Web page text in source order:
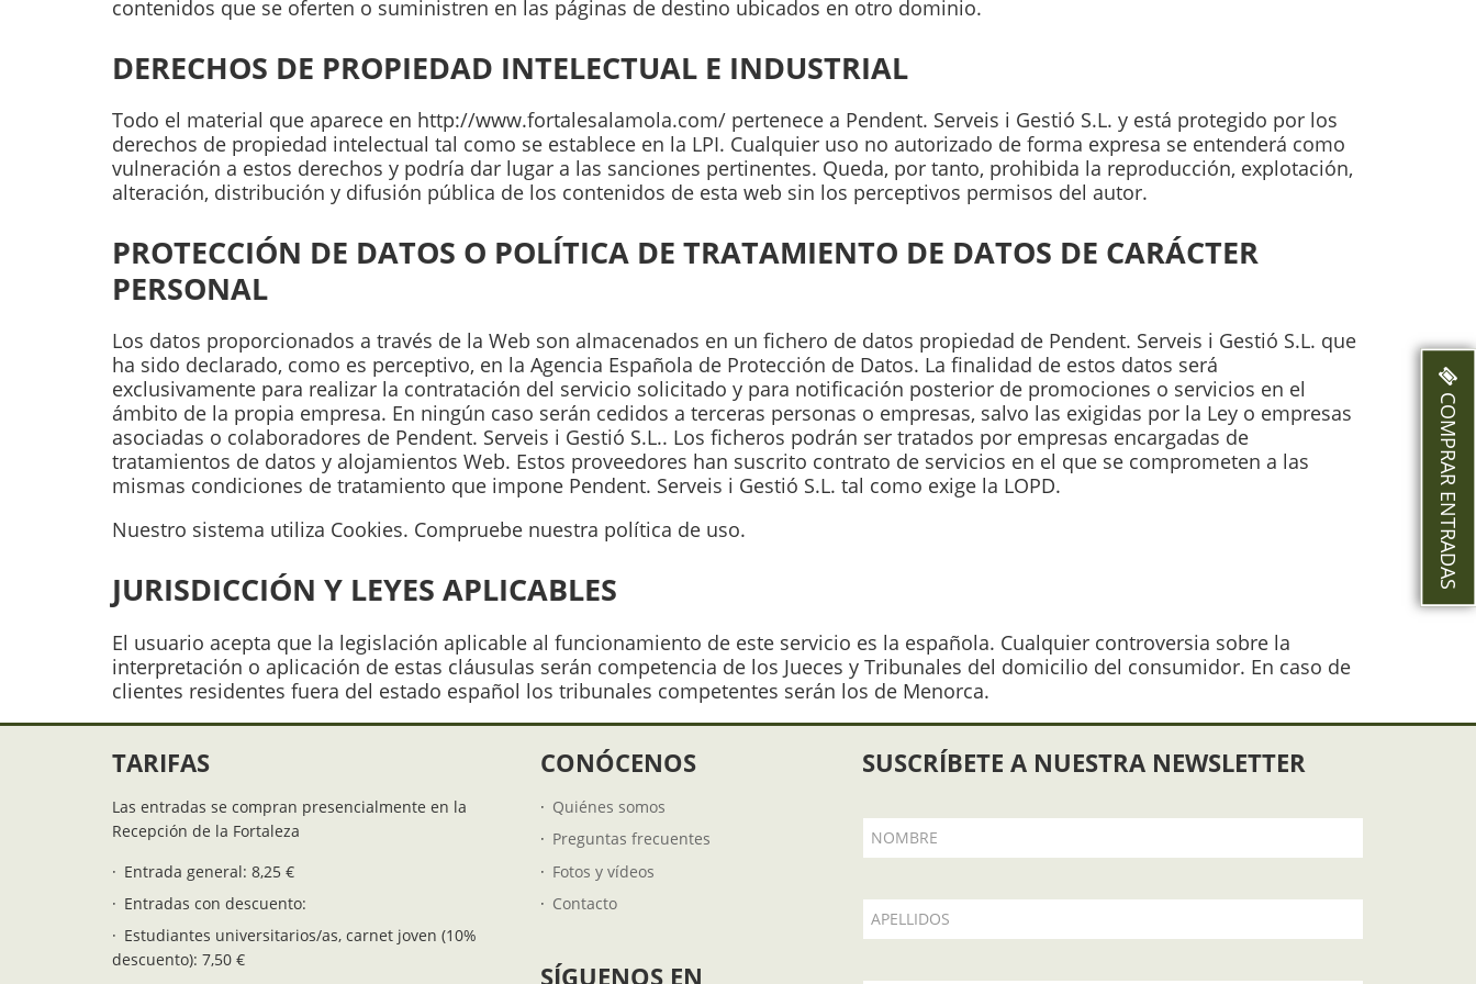
contenidos que se oferten o suministren en las páginas de destino ubicados en otro dominio.
DERECHOS DE PROPIEDAD INTELECTUAL E INDUSTRIAL
Todo el material que aparece en http://www.fortalesalamola.com/ pertenece a Pendent. Serveis i Gestió S.L. y está protegido por los
derechos de propiedad intelectual tal como se establece en la LPI. Cualquier uso no autorizado de forma expresa se entenderá como
vulneración a estos derechos y podría dar lugar a las sanciones pertinentes. Queda, por tanto, prohibida la reproducción, explotación,
alteración, distribución y difusión pública de los contenidos de esta web sin los perceptivos permisos del autor.
PROTECCIÓN DE DATOS O POLÍTICA DE TRATAMIENTO DE DATOS DE CARÁCTER
PERSONAL
Los datos proporcionados a través de la Web son almacenados en un fichero de datos propiedad de Pendent. Serveis i Gestió S.L. que
ha sido declarado, como es perceptivo, en la Agencia Española de Protección de Datos. La finalidad de estos datos será
exclusivamente para realizar la contratación del servicio solicitado y para notificación posterior de promociones o servicios en el
ámbito de la propia empresa. En ningún caso serán cedidos a terceras personas o empresas, salvo las exigidas por la Ley o empresas
asociadas o colaboradores de Pendent. Serveis i Gestió S.L.. Los ficheros podrán ser tratados por empresas encargadas de
tratamientos de datos y alojamientos Web. Estos proveedores han suscrito contrato de servicios en el que se comprometen a las
mismas condiciones de tratamiento que impone Pendent. Serveis i Gestió S.L. tal como exige la LOPD.
Nuestro sistema utiliza Cookies. Compruebe nuestra política de uso.
JURISDICCIÓN Y LEYES APLICABLES
El usuario acepta que la legislación aplicable al funcionamiento de este servicio es la española. Cualquier controversia sobre la
interpretación o aplicación de estas cláusulas serán competencia de los Jueces y Tribunales del domicilio del consumidor. En caso de
clientes residentes fuera del estado español los tribunales competentes serán los de Menorca.
COMPRAR ENTRADAS
TARIFAS
Las entradas se compran presencialmente en la
Recepción de la Fortaleza
Entrada general: 8,25 €
Entradas con descuento:
Estudiantes universitarios/as, carnet joven (10%
descuento): 7,50 €
CONÓCENOS
Quiénes somos
Preguntas frecuentes
Fotos y vídeos
Contacto
SÍGUENOS EN
SUSCRÍBETE A NUESTRA NEWSLETTER
NOMBRE
APELLIDOS